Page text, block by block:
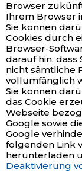
Browser
Ihrem Browser
Sie können
Cookies durch
Browser-
darauf hin,
nicht sämtliche
vollumfänglich
Sie können
das Cookie
Webseite
Google sowie
Google
folgenden Link
herunterladen
Deaktivierung